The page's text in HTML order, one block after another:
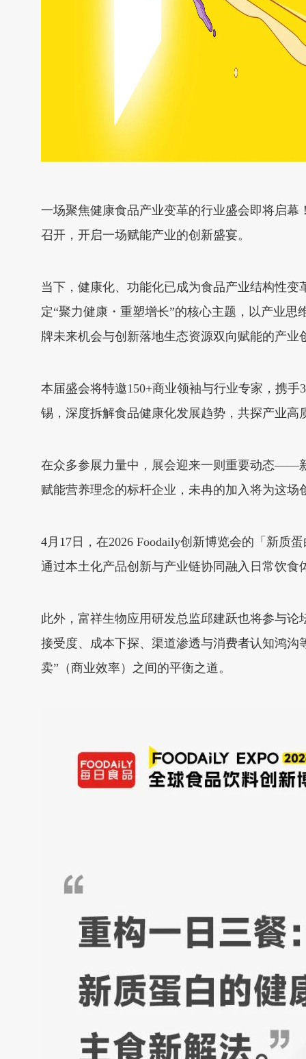
一场聚焦健康食品产业变革的行业盛会即将启幕
召开，开启一场赋能产业的创新盛宴。
当下，健康化、功能化已成为食品产业结构性
定“聚力健康・重塑增长”的核心主题，以产业
牌未来机会与创新落地生态资源双向赋能的产业
本届盛会将特邀150+商业领袖与行业专家，携
锡，深度拆解食品健康化发展趋势，共探产业高
在众多参展力量中，展会迎来一则重要动态——
赋能营养理念的标杆企业，未冉的加入将为这
4月17日，在2026 Foodaily创新博览会的「新质
通过本土化产品创新与产业链协同融入日常饮
此外，富祥生物应用研发总监邱建跃也将参与
接受度、成本下探、渠道渗透与消费者认知鸿沟
卖”（商业效率）之间的平衡之道。